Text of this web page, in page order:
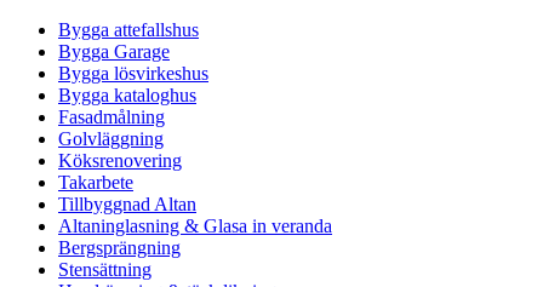
Bygga attefallshus
Bygga Garage
Bygga lösvirkeshus
Bygga kataloghus
Fasadmålning
Golvläggning
Köksrenovering
Takarbete
Tillbyggnad Altan
Altaninglasning & Glasa in veranda
Bergsprängning
Stensättning